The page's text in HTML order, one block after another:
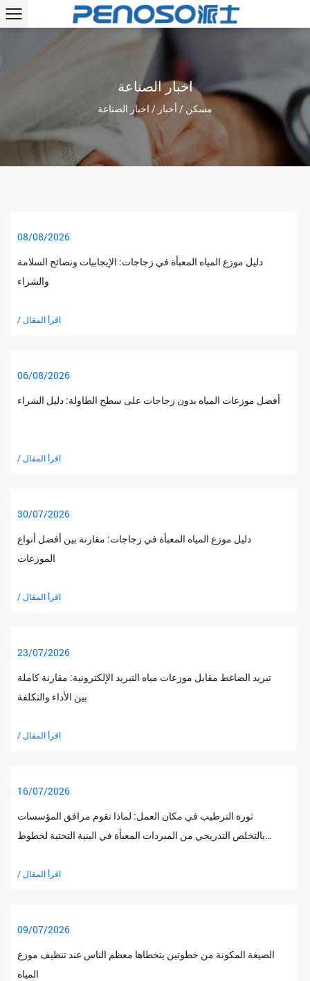
اخبار الصناعة
مسكن / أخبار / اخبار الصناعة
08/08/2026
دليل موزع المياه المعبأة في زجاجات: الإيجابيات ونصائح السلامة
والشراء
/ اقرأ المقال
06/08/2026
أفضل موزعات المياه بدون زجاجات على سطح الطاولة: دليل الشراء
/ اقرأ المقال
30/07/2026
دليل موزع المياه المعبأة في زجاجات: مقارنة بين أفضل أنواع
الموزعات
/ اقرأ المقال
23/07/2026
تبريد الضاغط مقابل موزعات مياه التبريد الإلكترونية: مقارنة كاملة
بين الأداء والتكلفة
/ اقرأ المقال
16/07/2026
ثورة الترطيب في مكان العمل: لماذا تقوم مرافق المؤسسات
بالتخلص التدريجي من المبردات المعبأة في البنية التحتية لخطوط
/ اقرأ المقال
09/07/2026
الصيغة المكونة من خطوتين يتخطاها معظم الناس عند تنظيف موزع
المياه